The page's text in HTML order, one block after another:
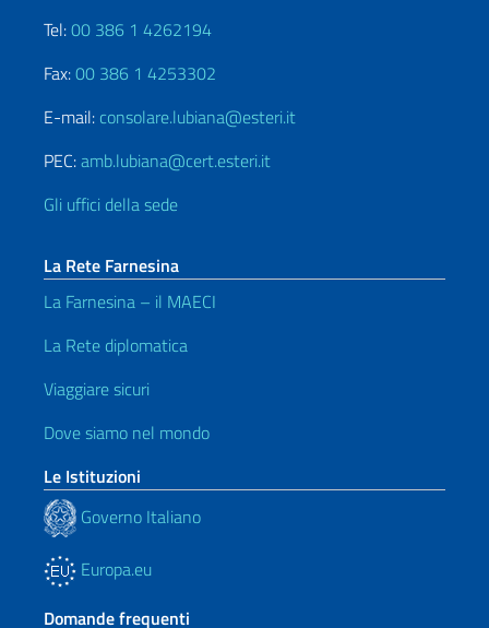
Tel:00 386 1 4262194
Fax:00 386 1 4253302
E-mail: consolare.lubiana@esteri.it
PEC:amb.lubiana@cert.esteri.it
Gli uffici della sede
La Rete Farnesina
La Farnesina – il MAECI
La Rete diplomatica
Viaggiare sicuri
Dove siamo nel mondo
Le Istituzioni
Governo Italiano
Europa.eu
Domande frequenti